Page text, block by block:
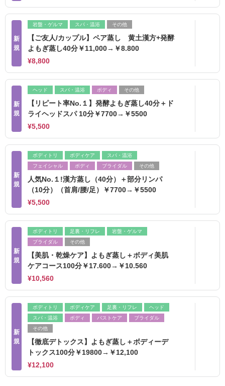
新
規
岩盤・ゲルマ スパ・温浴 その他
【ご友人/カップル】ペア蒸し 黄土漢方+発酵
よもぎ蒸し40分￥11,000→￥8.800
¥8,800
新
規
ヘッド スパ・温浴 ボディ その他
【リピート率No.１】発酵よもぎ蒸し40分＋ド
ライヘッドスパ 10分￥7700→￥5500
¥5,500
新
規
ボディトリ ボディケア
スパ・温浴
フェイシャル
ボディ ブライダル その他
人気No.１!漢方蒸し（40分）＋部分リンパ
（10分）（首肩/腰/足）￥7700→￥5500
¥5,500
新
規
ボディトリ 足裏・リフレ
岩盤・ゲルマ
ブライダル
その他
【美肌・乾燥ケア】よもぎ蒸し＋ボディ美肌
ケアコース100分￥17.600→￥10.560
¥10,560
新
規
ボディトリ ボディケア 足裏・リフレ
ヘッド
スパ・温浴
ボディ バストケア
ブライダル
その他
【徹底デトックス】よもぎ蒸し＋ボディーデ
トックス100分￥19800→￥12,100
¥12,100